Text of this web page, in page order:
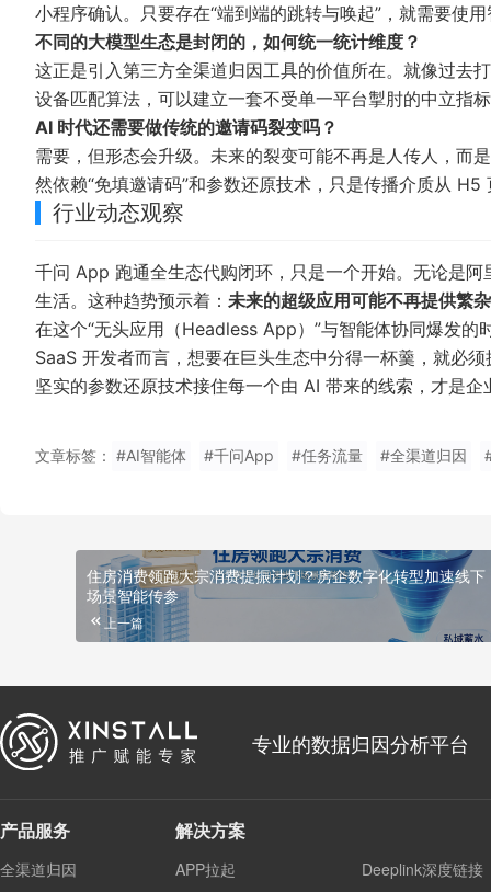
小程序确认。只要存在“端到端的跳转与唤起”，就需要使
不同的大模型生态是封闭的，如何统一统计维度？
这正是引入第三方全渠道归因工具的价值所在。就像过去
设备匹配算法，可以建立一套不受单一平台掣肘的中立指
AI 时代还需要做传统的邀请码裂变吗？
需要，但形态会升级。未来的裂变可能不再是人传人，而
然依赖“免填邀请码”和参数还原技术，只是传播介质从
行业动态观察
千问 App 跑通全生态代购闭环，只是一个开始。无论是
生活。这种趋势预示着： 未来的超级应用可能不再提供繁
在这个“无头应用（Headless App）”与智能体协同爆发
SaaS 开发者而言，想要在巨头生态中分得一杯羹，就必
坚实的参数还原技术接住每一个由 AI 带来的线索，才是
文章标签： #AI智能体 #千问App #任务流量 #全渠道归因
住房消费领跑大宗消费提振计划？房企数字化转型加速线下
场景智能传参
上一篇
专业的数据归因分析平台
产品服务
全渠道归因
解决方案
APP拉起
Deeplink深度链接